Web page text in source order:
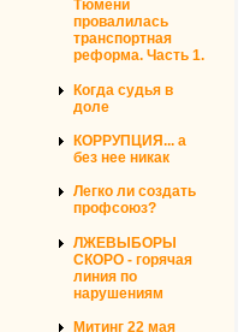
Тюмени
провалилась
транспортная
реформа. Часть 1.
Когда судья в
доле
КОРРУПЦИЯ... а
без нее никак
Легко ли создать
профсоюз?
ЛЖЕВЫБОРЫ
СКОРО - горячая
линия по
нарушениям
Митинг 22 мая